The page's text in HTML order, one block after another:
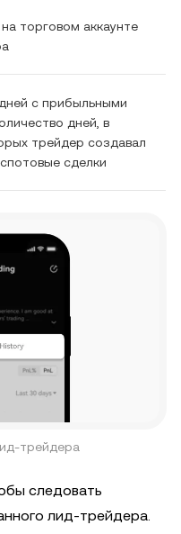
торговом аккаунте
с прибыльными
дней, в
трейдер создавал
сделки
трейдера
следовать
лид-трейдера.